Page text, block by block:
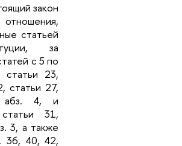
закон
статьей
за
с 5 по
23,
статьи 27,
абз. 4, и
31,
3, а также
36, 40, 42,